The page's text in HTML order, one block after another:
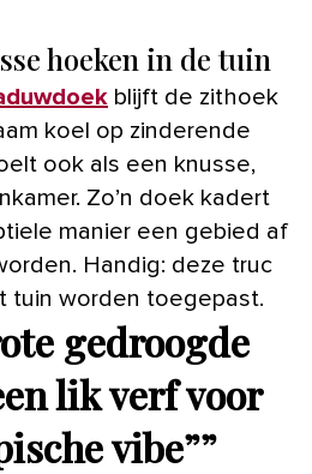
hoeken in de tuin
blijft de zithoek
koel op zinderende
ook als een knusse,
Zo’n doek kadert
manier een gebied af
Handig: deze truc
tuin worden toegepast.
gedroogde
lik verf voor
vibe””